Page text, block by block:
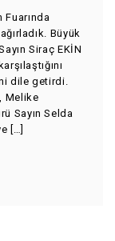
Fuarında
Büyük
Siraç EKİN
dile getirdi.
Melike
Sayın Selda
[…]